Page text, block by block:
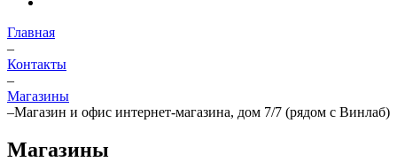
Главная
–
Контакты
–
Магазины
–Магазин и офис интернет-магазина, дом 7/7 (рядом с Винлаб)
Магазины